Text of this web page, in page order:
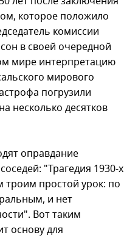
которое положило
комиссии
в своей очередной
мире интерпретацию
мирового
погрузили
несколько десятков
оправдание
"Трагедия 1930-х
троим простой урок: по
и нет
Вот таким
основу для